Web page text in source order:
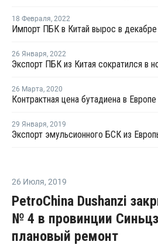
18 Февраля, 2022
Импорт ПБК в Китай вырос в декабре
26 Января, 2022
26 Марта, 2020
29 Января, 2019
26 Июля, 2019
PetroChina Dushanzi
№ 4 в провинции
плановый ремонт